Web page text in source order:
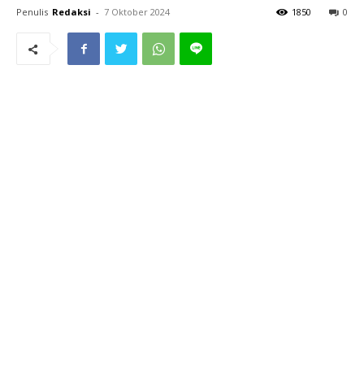
Penulis Redaksi - 7 Oktober 2024 0
1850